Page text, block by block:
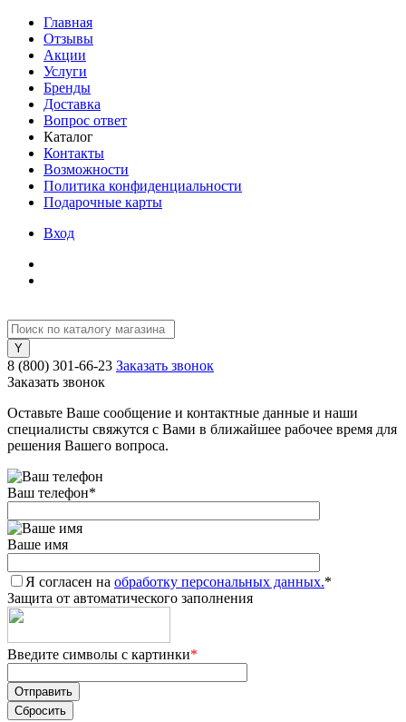
Главная
Отзывы
Акции
Услуги
Бренды
Доставка
Вопрос ответ
Каталог
Контакты
Возможности
Политика конфиденциальности
Подарочные карты
Вход
8 (800) 301-66-23 Заказать звонок
Заказать звонок
Оставьте Ваше сообщение и контактные данные и наши
специалисты свяжутся с Вами в ближайшее рабочее время для
решения Вашего вопроса.
Ваш телефон*
Ваше имя
Я согласен на обработку персональных данных.*
Защита от автоматического заполнения
Введите символы с картинки*